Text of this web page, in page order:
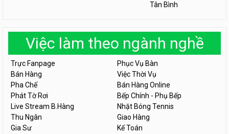
Tân Bình
Việc làm theo ngành nghề
Trực Fanpage
Phục Vụ Bàn
Bán Hàng
Việc Thời Vụ
Pha Chế
Bán Hàng Online
Phát Tờ Rơi
Bếp Chính - Phụ Bếp
Live Stream B.Hàng
Nhặt Bóng Tennis
Thu Ngân
Giao Hàng
Gia Sư
Kế Toán